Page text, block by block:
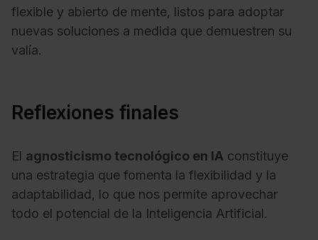
flexible y abierto de mente, listos para adoptar
nuevas soluciones a medida que demuestren su
valía.
Reflexiones finales
El agnosticismo tecnológico en IA constituye
una estrategia que fomenta la flexibilidad y la
adaptabilidad, lo que nos permite aprovechar
todo el potencial de la Inteligencia Artificial.